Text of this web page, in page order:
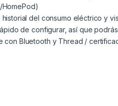
historial del consumo eléctrico y
de configurar, así que
con Bluetooth y Thread /